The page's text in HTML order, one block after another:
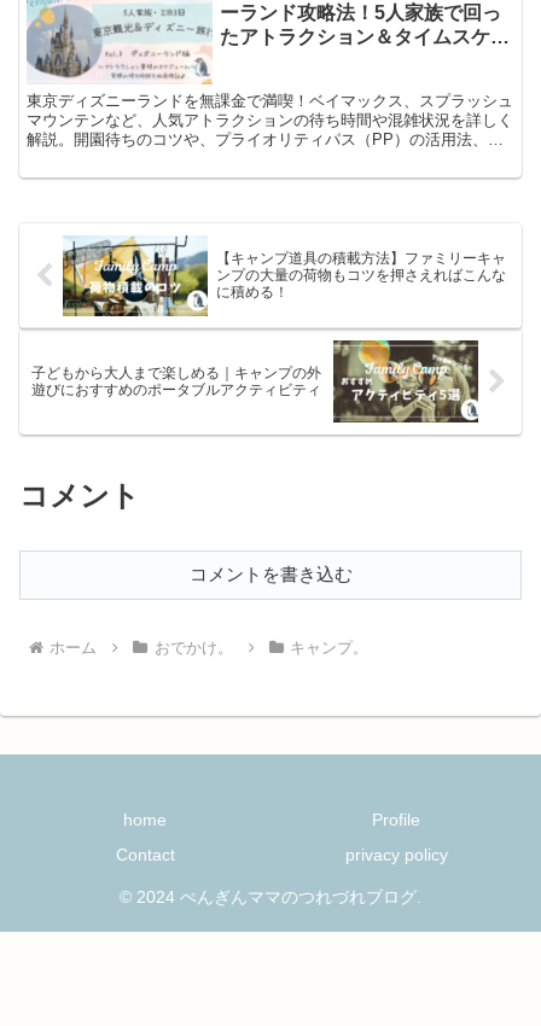
ーランド攻略法！5人家族で回っ
たアトラクション＆タイムスケジ
東京ディズニーランドを無課金で満喫！ベイマックス、スプラッシュ
マウンテンなど、人気アトラクションの待ち時間や混雑状況を詳しく
解説。開園待ちのコツや、プライオリティパス（PP）の活用法、ア
【キャンプ道具の積載方法】ファミリーキャ
ンプの大量の荷物もコツを押さえればこんな
に積める！
子どもから大人まで楽しめる｜キャンプの外
遊びにおすすめのポータブルアクティビティ
コメント
コメントを書き込む
ホーム おでかけ。 キャンプ。
home
Profile
Contact
privacy policy
© 2024 ぺんぎんママのつれづれブログ.